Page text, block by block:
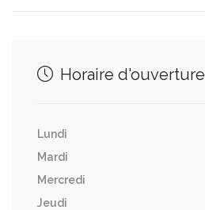
Horaire d'ouverture
Lundi
Mardi
Mercredi
Jeudi